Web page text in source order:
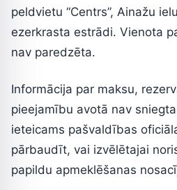
peldvietu “Centrs”, Ainažu
ezerkrasta estrādi. Vienota
nav paredzēta.
Informācija par maksu,
pieejamību avotā nav
ieteicams pašvaldības
pārbaudīt, vai izvēlētajai
papildu apmeklēšanas